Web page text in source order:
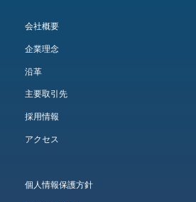
会社概要
企業理念
沿革
主要取引先
採用情報
アクセス
個人情報保護方針